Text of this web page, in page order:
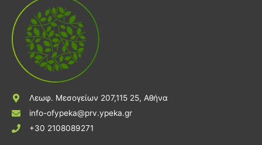
Λεωφ. Μεσογείων 207,115 25, Αθήνα
info-ofypeka@prv.ypeka.gr
+30 2108089271